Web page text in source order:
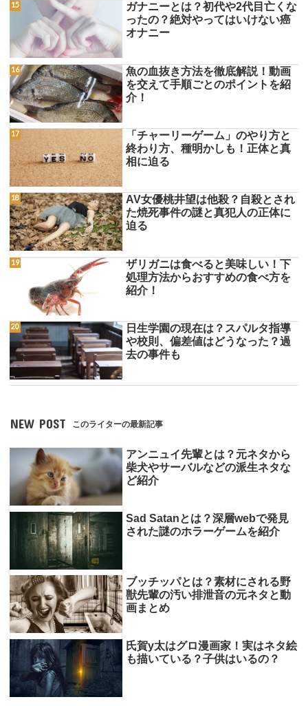
ガナニーとは？初代や2代目亡くな
ったの？絶対やってはいけない癌
オナニー
魚の血抜き方法を徹底解説！動画
を交えて手順ごとのポイントを紹
介！
「チャーリーゲーム」のやり方と
終わり方、種明かしも！正体と真
相に迫る
AV女優桃井望は他殺？自殺とされ
た焼死事件の謎と真犯人の正体に
迫る
ザリガニは食べると美味しい！下
処理方法からおすすめの食べ方を
紹介！
日生学園の現在は？スパルタ指導
や校則、偏差値はどうなった？過
去の事件も
NEW POST このライターの最新記事
アンニュイ先輩とは？元ネタから
柴犬やサーバルなどの派生ネタな
ど紹介
Sad Satanとは？深層webで発見
された謎のホラーゲームを紹介
ブッチッパとは？素材にされる野
獣先輩の汚い排泄音の元ネタと動
画まとめ
氏賀y太はグロ漫画家！実はネタ絵
も描いている？子供はいるの？